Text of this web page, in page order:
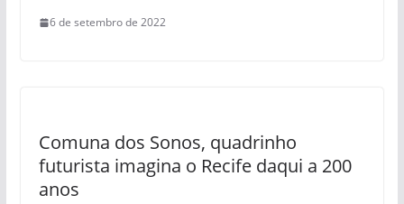
6 de setembro de 2022
Comuna dos Sonos, quadrinho
futurista imagina o Recife daqui a 200
anos